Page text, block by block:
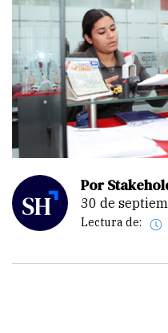
Por
30 de
Lectura de: